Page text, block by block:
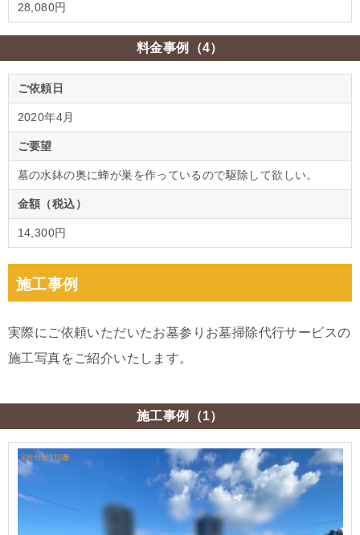
28,080円
料金事例（4）
ご依頼日
2020年4月
ご要望
墓の水鉢の奥に蜂が巣を作っているので駆除して欲しい。
金額（税込）
14,300円
施工事例
実際にご依頼いただいたお墓参りお墓掃除代行サービスの
施工写真をご紹介いたします。
施工事例（1）